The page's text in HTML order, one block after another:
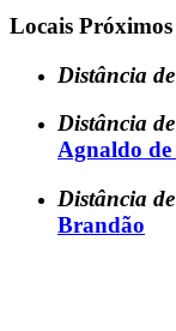
Locais
Distância
Distância
Agnaldo
Distância
Brandão